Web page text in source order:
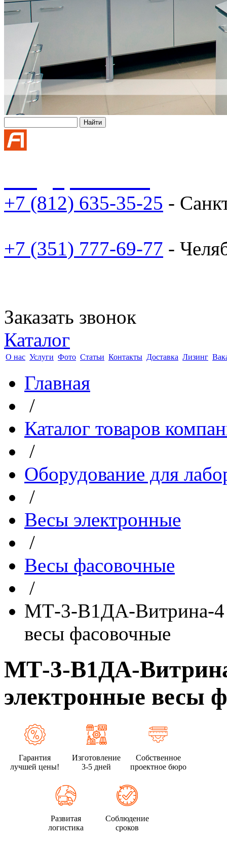
+7 (812) 635-35-25 -
+7 (351) 777-69-77 -
Заказать звонок
Каталог
О нас Услуги Фото Статьи Контакты Доставка Лизинг
Главная
/
Каталог товаров
/
Оборудование для
/
Весы электронные
/
Весы фасовочные
/
МТ-3-В1ДА-Витрина-4
весы фасовочные
МТ-3-В1ДА-
электронные весы
Гарантия
лучшей цены!
Изготовление
3-5 дней
Собственное
проектное бюро
Развитая
логистика
Соблюдение
сроков